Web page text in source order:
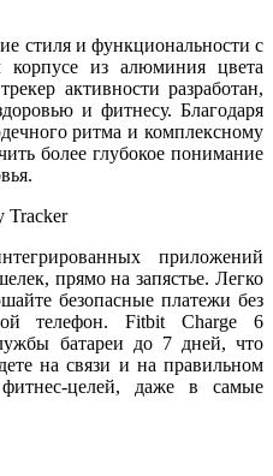
стиля и функциональности с
из алюминия цвета
активности разработан,
и фитнесу. Благодаря
ритма и комплексному
более глубокое понимание
приложений
прямо на запястье. Легко
безопасные платежи без
телефон. Fitbit Charge 6
батареи до 7 дней, что
на связи и на правильном
целей, даже в самые